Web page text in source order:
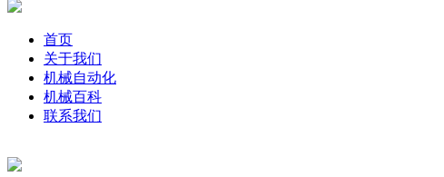
首页
关于我们
机械自动化
机械百科
联系我们